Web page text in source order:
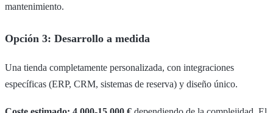
mantenimiento.
Opción 3: Desarrollo a medida
Una tienda completamente personalizada, con integraciones
específicas (ERP, CRM, sistemas de reserva) y diseño único.